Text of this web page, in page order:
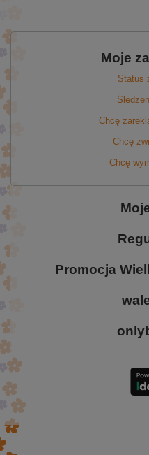
Moje
Status
Chcę
Chcę
Chcę
Promocja